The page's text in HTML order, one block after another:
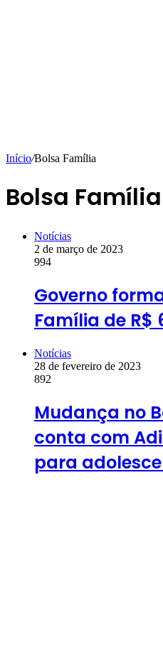
Início/Bolsa Família
Bolsa Família
Notícias
2 de março de 2023
994
Governo
Família de R$
Notícias
28 de fevereiro de 2023
892
Mudança no
conta com
para